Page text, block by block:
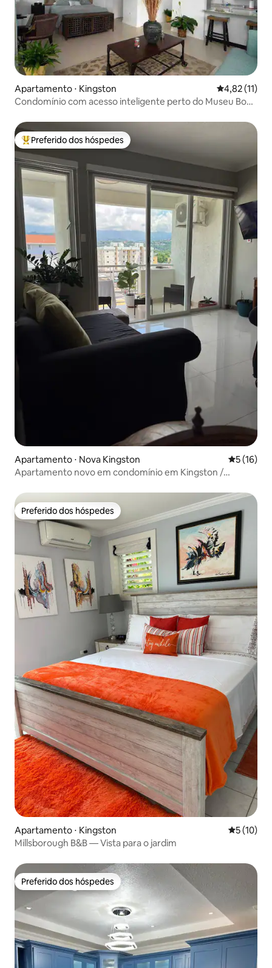
Apartamento ⋅ Kingston 4,82 de uma
4,82 (11)
Condomínio com acesso inteligente perto do Museu Bob
Entre os melhores preferidos dos hóspedes
Preferido dos hóspedes
Apartamento ⋅ Nova Kingston 5 de uma
5 (16)
Apartamento novo em condomínio em Kingston /
Preferido dos hóspedes
Preferido dos hóspedes
Apartamento ⋅ Kingston 5 de uma
5 (10)
Millsborough B&B — Vista para o jardim
Preferido dos hóspedes
Preferido dos hóspedes